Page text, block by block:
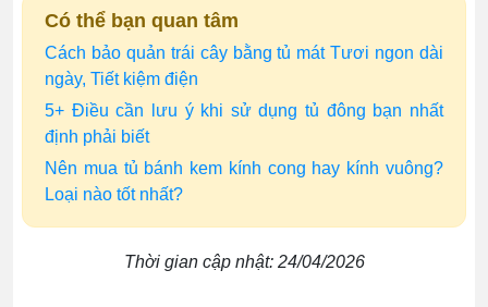
Có thể bạn quan tâm
Cách bảo quản trái cây bằng tủ mát Tươi ngon dài
ngày, Tiết kiệm điện
5+ Điều cần lưu ý khi sử dụng tủ đông bạn nhất
định phải biết
Nên mua tủ bánh kem kính cong hay kính vuông?
Loại nào tốt nhất?
Thời gian cập nhật: 24/04/2026